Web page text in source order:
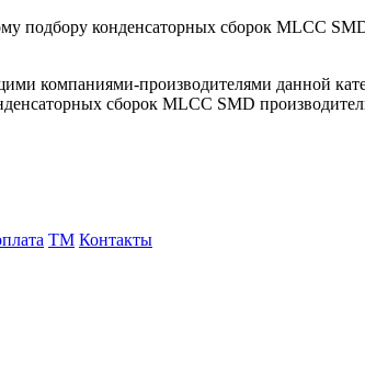
подбору конденсаторных сборок MLCC
компаниями-производителями данной
сборок MLCC SMD
TM Контакты